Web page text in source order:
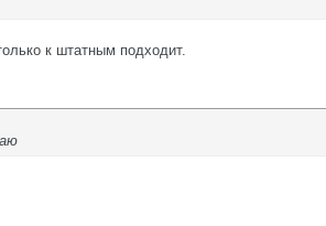
к штатным подходит.